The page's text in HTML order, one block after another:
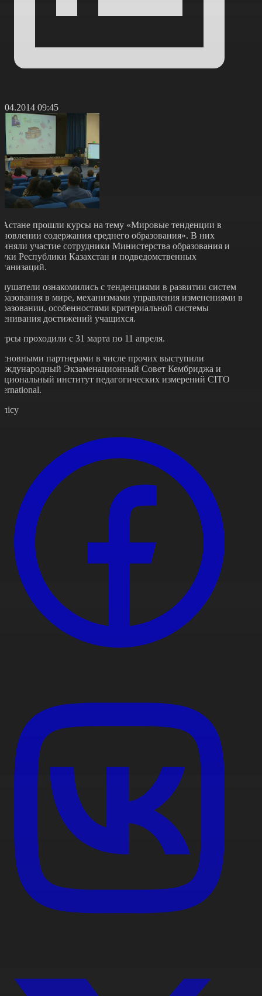
09:45
прошли курсы на тему «Мировые тенденции в
содержания среднего образования». В них
участие сотрудники Министерства образования и
Республики Казахстан и подведомственных
ознакомились с тенденциями в развитии систем
в мире, механизмами управления изменениями в
особенностями критериальной системы
достижений учащихся.
проходили с 31 марта по 11 апреля.
партнерами в числе прочих выступили
Экзаменационный Совет Кембриджа и
институт педагогических измерений СITO